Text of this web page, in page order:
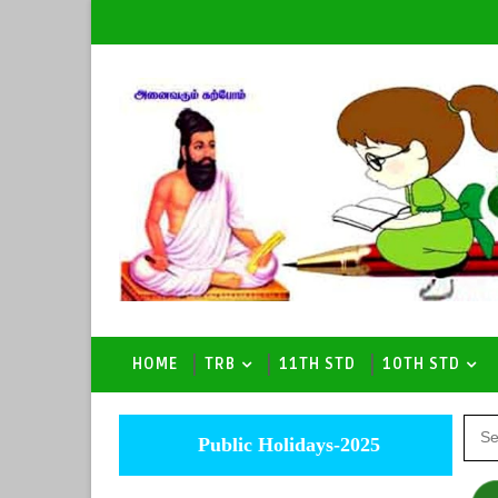
HOME TRB 11TH STD 10TH STD
Public Holidays-2025